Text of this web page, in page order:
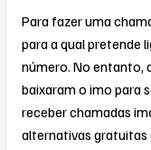
Para fazer uma
para a qual pretende
número. No entanto,
baixaram o imo para
receber chamadas
alternativas gratuitas
Chat
Vídeo
Para
Chats
De